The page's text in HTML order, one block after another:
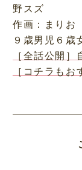
野スズ
作画：まりお
９歳男児６歳
［全話公開
［コチラも